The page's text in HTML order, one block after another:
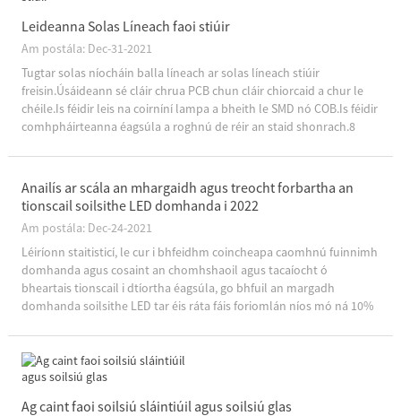
Leideanna Solas Líneach faoi stiúir
Am postála: Dec-31-2021
Tugtar solas níocháin balla líneach ar solas líneach stiúir
freisin.Úsáideann sé cláir chrua PCB chun cláir chiorcaid a chur le
chéile.Is féidir leis na coirníní lampa a bheith le SMD nó COB.Is féidir
comhpháirteanna éagsúla a roghnú de réir an staid shonrach.8
mó faoi shoilse líneacha ...
Anailís ar scála an mhargaidh agus treocht forbartha an
tionscail soilsithe LED domhanda i 2022
Am postála: Dec-24-2021
Léiríonn staitisticí, le cur i bhfeidhm coincheapa caomhnú fuinnimh
domhanda agus cosaint an chomhshaoil ​​agus tacaíocht ó
bheartais tionscail i dtíortha éagsúla, go bhfuil an margadh
domhanda soilsithe LED tar éis ráta fáis foriomlán níos mó ná 10%
Ag caint faoi soilsiú sláintiúil agus soilsiú glas